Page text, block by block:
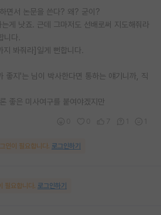
면서 논문을 쓴다? 왜? 굳이?
게 낫죠. 근데 그마저도 선배로써 지도해줘라
다.
봐줘라]일게 뻔합니다.
좋지'는 님이 박사한다면 통하는 얘기니까, 직
좋은 미사여구를 붙여야겠지만
인이 필요합니다. 로그인하기
필요합니다. 로그인하기